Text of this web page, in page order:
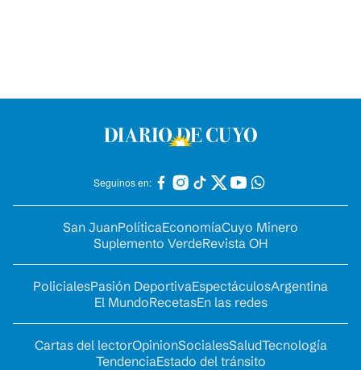
Seguinos en:
San JuanPolíticaEconomíaCuyo Minero
Suplemento VerdeRevista OH
PolicialesPasión DeportivaEspectáculosArgentina
El MundoRecetasEn las redes
Cartas del lectorOpinionSocialesSaludTecnología
TendenciaEstado del tránsito